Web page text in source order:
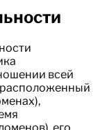
всей
расположенный
его